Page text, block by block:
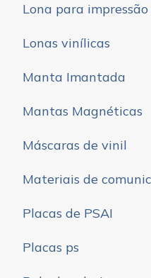
Lona para
Lonas vinílicas
Manta Imantada
Mantas Magnéticas
Máscaras de vinil
Materiais de
Placas de PSAI
Placas ps